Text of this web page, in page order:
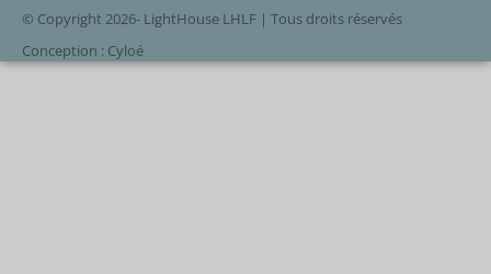
© Copyright 2026- LightHouse LHLF | Tous droits réservés
Conception : Cyloé